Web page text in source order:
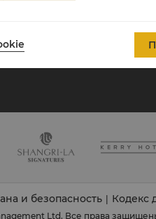
и безопасность Кодекс
Ltd. Все права